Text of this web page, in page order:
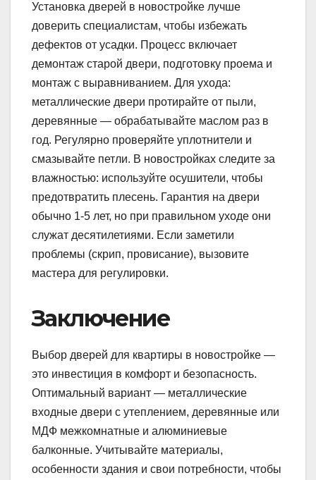
Установка дверей в новостройке лучше
доверить специалистам, чтобы избежать
дефектов от усадки. Процесс включает
демонтаж старой двери, подготовку проема и
монтаж с выравниванием. Для ухода:
металлические двери протирайте от пыли,
деревянные — обрабатывайте маслом раз в
год. Регулярно проверяйте уплотнители и
смазывайте петли. В новостройках следите за
влажностью: используйте осушители, чтобы
предотвратить плесень. Гарантия на двери
обычно 1-5 лет, но при правильном уходе они
служат десятилетиями. Если заметили
проблемы (скрип, провисание), вызовите
мастера для регулировки.
Заключение
Выбор дверей для квартиры в новостройке —
это инвестиция в комфорт и безопасность.
Оптимальный вариант — металлические
входные двери с утеплением, деревянные или
МДФ межкомнатные и алюминиевые
балконные. Учитывайте материалы,
особенности здания и свои потребности, чтобы